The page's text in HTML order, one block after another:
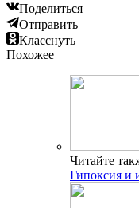
Поделиться
Отправить
Класснуть
Похожее
Читайте
Гипоксия и